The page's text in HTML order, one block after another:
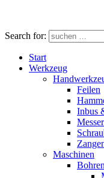
Search for:
Start
Werkzeug
Feilen
Inbus
Messer
Maschinen